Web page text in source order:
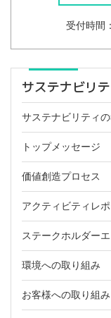
受付時間
サステナビリ
サステナビリティ
トップメッセージ
価値創造プロセス
アクティビティレポ
ステークホルダー
環境への取り組み
お客様への取り組み